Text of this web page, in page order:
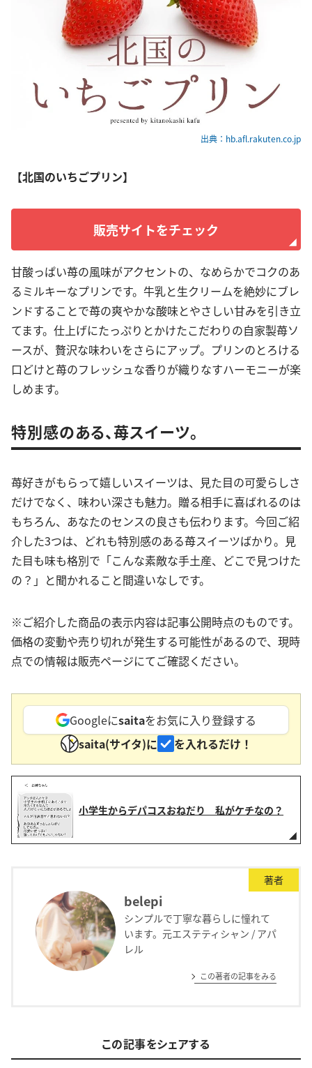
出典：hb.afl.rakuten.co.jp
【北国のいちごプリン】
販売サイトをチェック
甘酸っぱい苺の風味がアクセントの、なめらかでコクのあ
るミルキーなプリンです。牛乳と生クリームを絶妙にブレ
ンドすることで苺の爽やかな酸味とやさしい甘みを引き立
てます。仕上げにたっぷりとかけたこだわりの自家製苺ソ
ースが、贅沢な味わいをさらにアップ。プリンのとろける
口どけと苺のフレッシュな香りが織りなすハーモニーが楽
しめます。
特別感のある、苺スイーツ。
苺好きがもらって嬉しいスイーツは、見た目の可愛らしさ
だけでなく、味わい深さも魅力。贈る相手に喜ばれるのは
もちろん、あなたのセンスの良さも伝わります。今回ご紹
介した3つは、どれも特別感のある苺スイーツばかり。見
た目も味も格別で「こんな素敵な手土産、どこで見つけた
の？」と聞かれること間違いなしです。
※ご紹介した商品の表示内容は記事公開時点のものです。
価格の変動や売り切れが発生する可能性があるので、現時
点での情報は販売ページにてご確認ください。
Googleにsaitaをお気に入り登録する
saita(サイタ)に
を入れるだけ！
小学生からデパコスおねだり 私がケチなの？
著者
belepi
シンプルで丁寧な暮らしに憧れて
います。元エステティシャン / アパ
レル
この著者の記事をみる
この記事をシェアする